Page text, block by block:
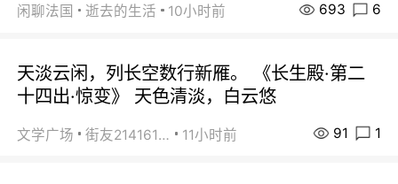
闲聊法国 逝去的生活 10小时前 693 6
天淡云闲，列长空数行新雁。 《长生殿·第二
十四出·惊变》 天色清淡，白云悠
文学广场 街友21416156 11小时前 91 1